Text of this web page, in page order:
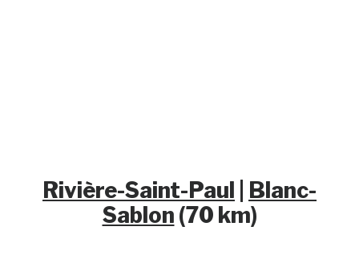
Rivière-Saint-Paul
Blanc-
Sablon (70 km)